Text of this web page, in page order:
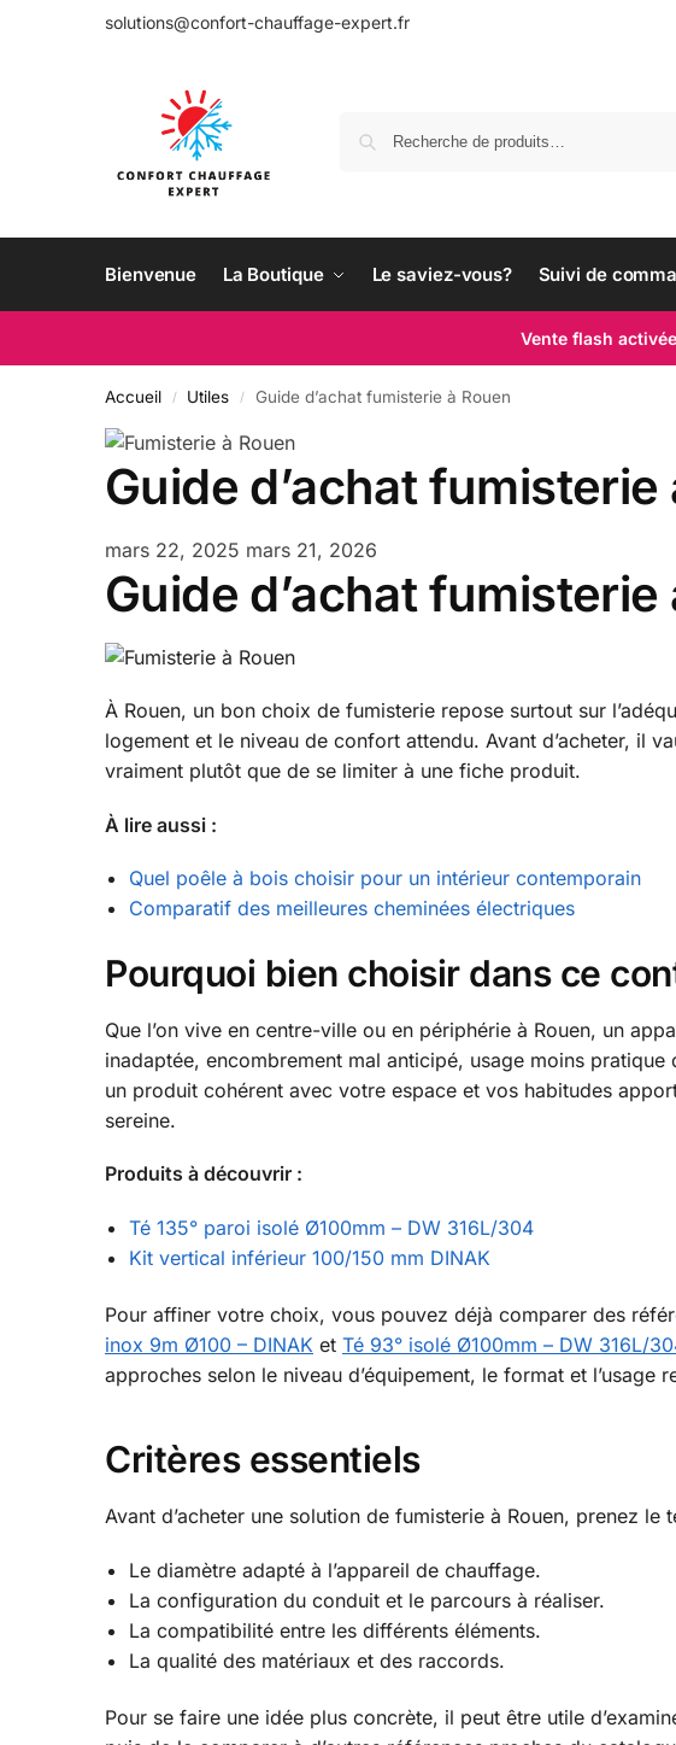
solutions@confort-chauffage-expert.fr
Bienvenue La Boutique Le saviez-vous? Suivi de
Vente flash activée
Accueil / Utiles / Guide d’achat fumisterie à Rouen
Guide d’achat fumisterie
mars 22, 2025 mars 21, 2026
Guide d’achat fumisterie
À Rouen, un bon choix de fumisterie repose surtout sur
logement et le niveau de confort attendu. Avant d’acheter, il
vraiment plutôt que de se limiter à une fiche produit.
À lire aussi :
Quel poêle à bois choisir pour un intérieur contemporain
Comparatif des meilleures cheminées électriques
Pourquoi bien choisir dans ce
Que l’on vive en centre-ville ou en périphérie à Rouen, un
inadaptée, encombrement mal anticipé, usage moins
un produit cohérent avec votre espace et vos habitudes
sereine.
Produits à découvrir :
Té 135° paroi isolé Ø100mm – DW 316L/304
Kit vertical inférieur 100/150 mm DINAK
Pour affiner votre choix, vous pouvez déjà comparer des
inox 9m Ø100 – DINAK et Té 93° isolé Ø100mm – DW 316L/
approches selon le niveau d’équipement, le format et l’usage
Critères essentiels
Avant d’acheter une solution de fumisterie à Rouen, prenez le
Le diamètre adapté à l’appareil de chauffage.
La configuration du conduit et le parcours à réaliser.
La compatibilité entre les différents éléments.
La qualité des matériaux et des raccords.
Pour se faire une idée plus concrète, il peut être utile